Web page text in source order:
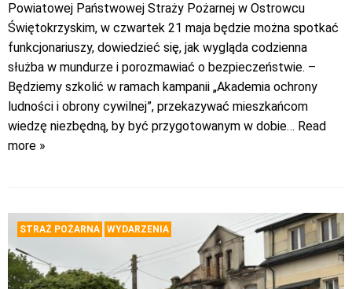
Powiatowej Państwowej Straży Pożarnej w Ostrowcu
Świętokrzyskim, w czwartek 21 maja będzie można spotkać
funkcjonariuszy, dowiedzieć się, jak wygląda codzienna
służba w mundurze i porozmawiać o bezpieczeństwie. –
Będziemy szkolić w ramach kampanii „Akademia ochrony
ludności i obrony cywilnej”, przekazywać mieszkańcom
wiedzę niezbędną, by być przygotowanym w dobie… Read
more »
STRAŻ POŻARNA WYDARZENIA